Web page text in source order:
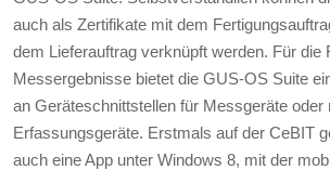
auch als Zertifikate mit dem
dem Lieferauftrag verknüpft werden. Für die
Messergebnisse bietet die GUS-OS Suite
an Geräteschnittstellen für Messgeräte oder
Erfassungsgeräte. Erstmals auf der CeBIT
auch eine App unter Windows 8, mit der